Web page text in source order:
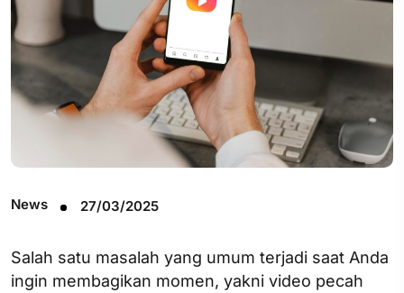
News 27/03/2025
Salah satu masalah yang umum terjadi saat Anda
ingin membagikan momen, yakni video pecah